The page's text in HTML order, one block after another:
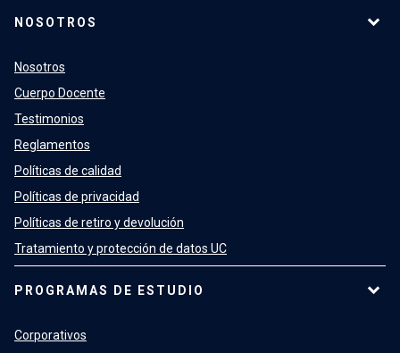
NOSOTROS
Nosotros
Cuerpo Docente
Testimonios
Reglamentos
Políticas de calidad
Políticas de privacidad
Políticas de retiro y devolución
Tratamiento y protección de datos UC
PROGRAMAS DE ESTUDIO
Corporativos